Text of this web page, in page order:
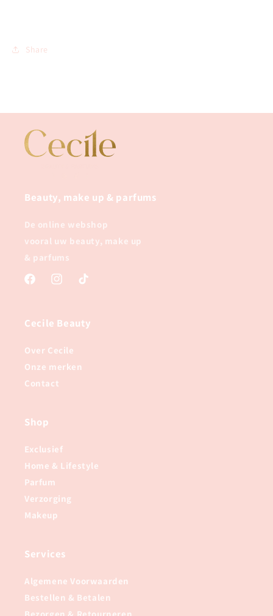
Share
Beauty, make up & parfums
De online webshop
vooral uw beauty, make up
& parfums
FacebookInstagramTikTok
Cecile Beauty
Over Cecile
Onze merken
Contact
Shop
Exclusief
Home & Lifestyle
Parfum
Verzorging
Makeup
Services
Algemene Voorwaarden
Bestellen & Betalen